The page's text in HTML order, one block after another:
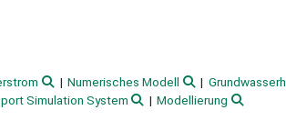
Numerisches Modell
Simulation System
Modellierung